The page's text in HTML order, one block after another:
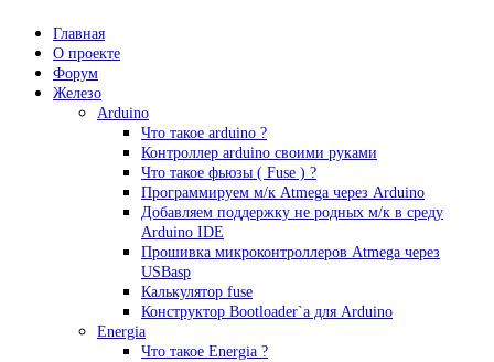
Главная
О проекте
Форум
Железо
Arduino
Что такое аrduino ?
Контроллер arduino своими руками
Что такое фьюзы ( Fuse ) ?
Программируем м/к Atmega через Arduino
Добавляем поддержку не родных м/к в среду
Arduino IDE
Прошивка микроконтроллеров Atmega через
USBasp
Калькулятор fuse
Конструктор Bootloader`а для Arduino
Energia
Что такое Energia ?